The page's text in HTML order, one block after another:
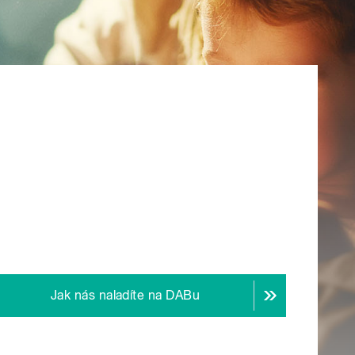
Jak nás naladíte na DABu